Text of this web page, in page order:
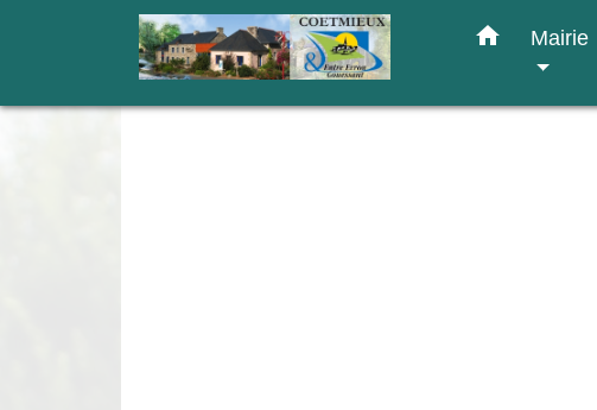
home Mairie